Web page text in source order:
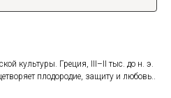
культуры. Греция, III–II тыс. до н. э.
плодородие, защиту и любовь..